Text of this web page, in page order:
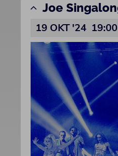
Joe
19 OKT '24 19:00